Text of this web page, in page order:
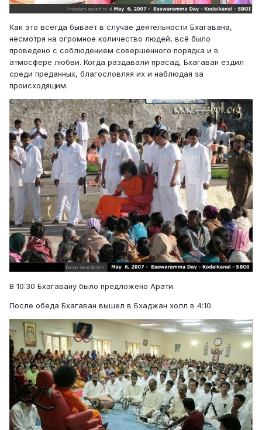
Как это всегда бывает в случае деятельности Бхагавана,
несмотря на огромное количество людей, всё было
проведено с соблюдением совершенного порядка и в
атмосфере любви. Когда раздавали прасад, Бхагаван ездил
среди преданных, благословляя их и наблюдая за
происходящим.
В 10:30 Бхагавану было предложено Арати.
После обеда Бхагаван вышел в Бхаджан холл в 4:10.